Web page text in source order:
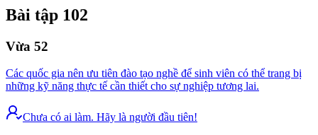
Bài tập 102
Vừa 52
Các quốc gia nên ưu tiên đào tạo nghề để sinh viên có thể trang bị
những kỹ năng thực tế cần thiết cho sự nghiệp tương lai.
Chưa có ai làm. Hãy là người đầu tiên!